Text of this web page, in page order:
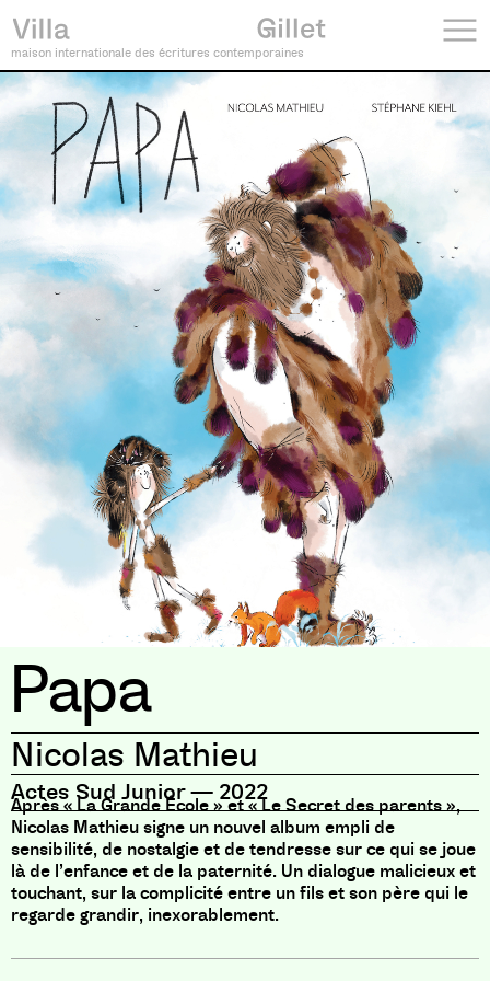
maison internationale des écritures contemporaines
Papa
Nicolas Mathieu
Actes Sud Junior— 2022
Après « La Grande École » et « Le Secret des parents »,
Nicolas Mathieu signe un nouvel album empli de
sensibilité, de nostalgie et de tendresse sur ce qui se joue
là de l’enfance et de la paternité. Un dialogue malicieux et
touchant, sur la complicité entre un fils et son père qui le
regarde grandir, inexorablement.